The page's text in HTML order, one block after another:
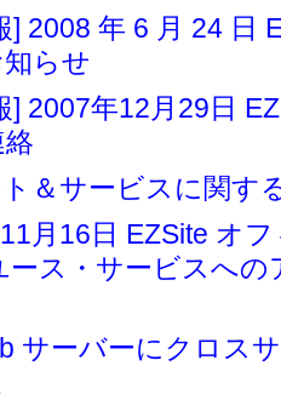
] 2008 年 6 月 24 日
らせ
] 2007年12月29日
＆サービスに関す
月16日 EZSite オ
ース・サービスへ
サーバーにクロス